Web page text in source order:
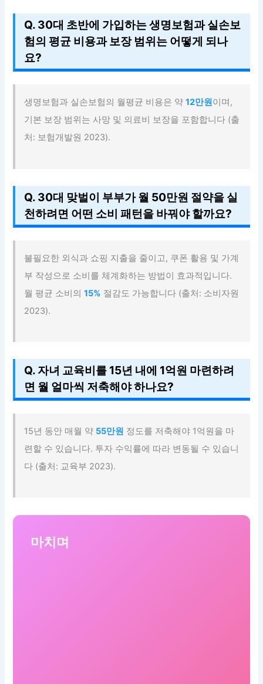
Q. 30대 초반에 가입하는 생명보험과 실손보
험의 평균 비용과 보장 범위는 어떻게 되나
요?
생명보험과 실손보험의 월평균 비용은 약12만원이며,
기본 보장 범위는 사망 및 의료비 보장을 포함합니다 (출
처: 보험개발원 2023).
Q. 30대 맞벌이 부부가 월 50만원 절약을 실
천하려면 어떤 소비 패턴을 바꿔야 할까요?
불필요한 외식과 쇼핑 지출을 줄이고, 쿠폰 활용 및 가계
부 작성으로 소비를 체계화하는 방법이 효과적입니다.
월 평균 소비의15% 절감도 가능합니다 (출처: 소비자원
2023).
Q. 자녀 교육비를 15년 내에 1억원 마련하려
면 월 얼마씩 저축해야 하나요?
15년 동안 매월 약 55만원 정도를 저축해야 1억원을 마
련할 수 있습니다. 투자 수익률에 따라 변동될 수 있습니
다 (출처: 교육부 2023).
마치며